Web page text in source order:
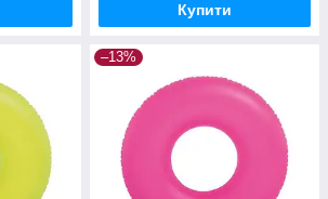
Купити
–13%